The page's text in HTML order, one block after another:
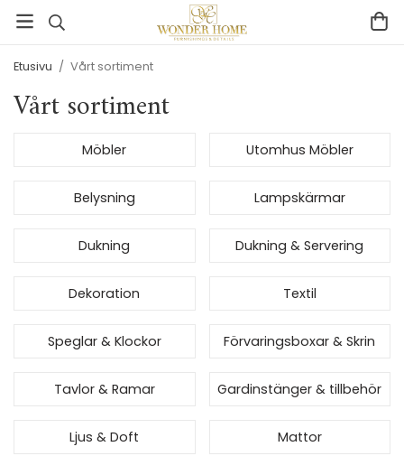
Etusivu / Vårt sortiment
Vårt sortiment
Möbler Utomhus Möbler
Belysning Lampskärmar
Dukning Dukning & Servering
Dekoration Textil
Speglar & Klockor Förvaringsboxar & Skrin
Tavlor & Ramar Gardinstänger & tillbehör
Ljus & Doft Mattor